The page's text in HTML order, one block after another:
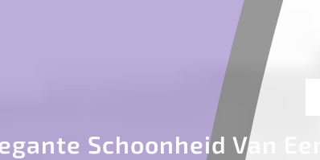
Schoonheid Van